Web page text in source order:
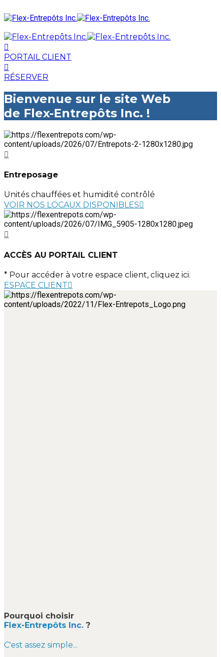
PORTAIL CLIENT
RÉSERVER
Bienvenue sur le site Web
de Flex-Entrepôts Inc. !
Entreposage
Unités chauffées et humidité contrôlé
VOIR NOS LOCAUX DISPONIBLES
ACCÈS AU PORTAIL CLIENT
* Pour accéder à votre espace client, cliquez ici.
ESPACE CLIENT
Pourquoi choisir
Flex-Entrepôts Inc. ?
C'est assez simple...